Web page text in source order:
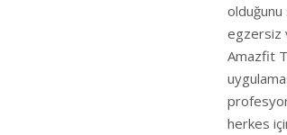
olduğunu
egzersiz
Amazfit
herkes